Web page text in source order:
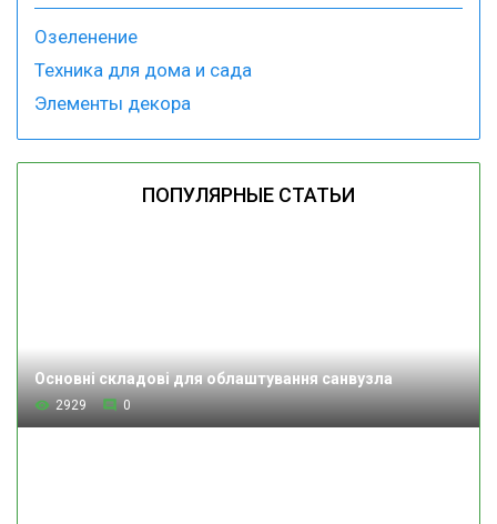
Озеленение
Техника для дома и сада
Элементы декора
ПОПУЛЯРНЫЕ СТАТЬИ
Основні складові для облаштування санвузла
2929 0